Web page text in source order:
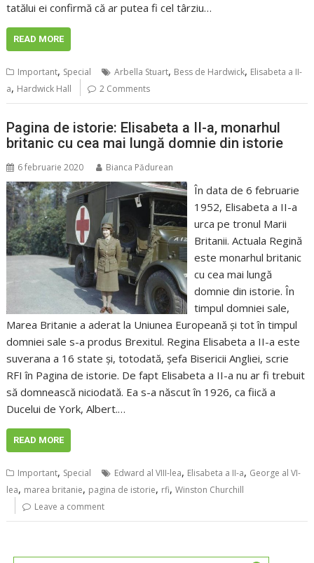
tatălui ei confirmă că ar putea fi cel târziu…
READ MORE
Important, Special Arbella Stuart, Bess de Hardwick, Elisabeta a II-
a, Hardwick Hall 2 Comments
Pagina de istorie: Elisabeta a II-a, monarhul
britanic cu cea mai lungă domnie din istorie
6 februarie 2020 Bianca Pădurean
În data de 6 februarie
1952, Elisabeta a II-a
urca pe tronul Marii
Britanii. Actuala Regină
este monarhul britanic
cu cea mai lungă
domnie din istorie. În
timpul domniei sale,
Marea Britanie a aderat la Uniunea Europeană și tot în timpul
domniei sale s-a produs Brexitul. Regina Elisabeta a II-a este
suverana a 16 state și, totodată, șefa Bisericii Angliei, scrie
RFI în Pagina de istorie. De fapt Elisabeta a II-a nu ar fi trebuit
să domnească niciodată. Ea s-a născut în 1926, ca fiică a
Ducelui de York, Albert.…
READ MORE
Important, Special Edward al VIII-lea, Elisabeta a II-a, George al VI-
lea, marea britanie, pagina de istorie, rfi,Winston Churchill
Leave a comment